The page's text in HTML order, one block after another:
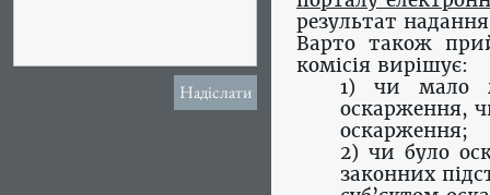
результат
Варто також
комісія вирішує:
1) чи мало
оскарження,
оскарження;
2) чи було
законних
Надіслати